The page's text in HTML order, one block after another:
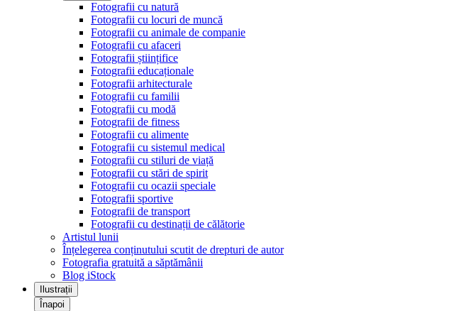
Fotografii cu natură
Fotografii cu locuri de muncă
Fotografii cu animale de companie
Fotografii cu afaceri
Fotografii științifice
Fotografii educaționale
Fotografii arhitecturale
Fotografii cu familii
Fotografii cu modă
Fotografii de fitness
Fotografii cu alimente
Fotografii cu sistemul medical
Fotografii cu stiluri de viață
Fotografii cu stări de spirit
Fotografii cu ocazii speciale
Fotografii sportive
Fotografii de transport
Fotografii cu destinații de călătorie
Artistul lunii
Înțelegerea conținutului scutit de drepturi de autor
Fotografia gratuită a săptămânii
Blog iStock
Ilustrații
Înapoi